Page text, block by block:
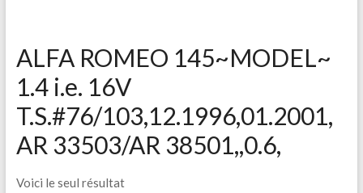
ALFA ROMEO 145~MODEL~
1.4 i.e. 16V
T.S.#76/103,12.1996,01.2001,
AR 33503/AR 38501,,0.6,
Voici le seul résultat